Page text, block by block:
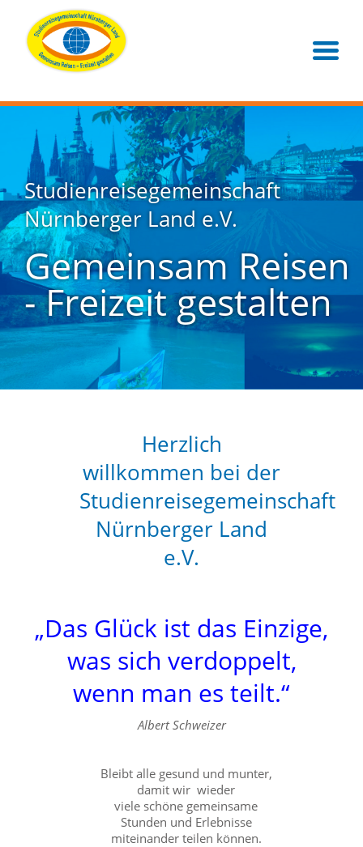
Studienreisegemeinschaft
Nürnberger Land e.V.
Gemeinsam Reisen
- Freizeit gestalten
Herzlich
willkommen bei der
Studienreisegemeinschaft
Nürnberger Land
e.V.
„Das Glück ist das Einzige,
was sich verdoppelt,
wenn man es teilt.“
Albert Schweizer
Bleibt alle gesund und munter,
damit wir wieder
viele schöne gemeinsame
Stunden und Erlebnisse
miteinander teilen können.